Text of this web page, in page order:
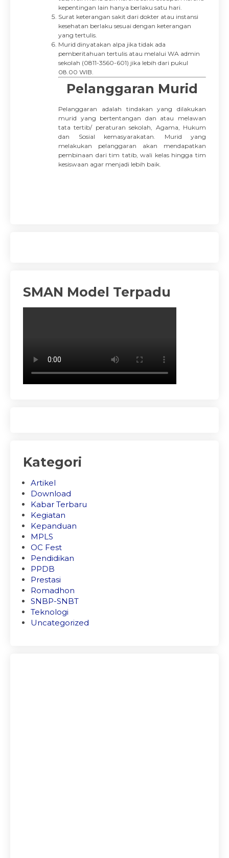
kepentingan lain hanya berlaku satu hari.
Surat keterangan sakit dari dokter atau instansi
kesehatan berlaku sesuai dengan keterangan
yang tertulis.
Murid dinyatakan alpa jika tidak ada
pemberitahuan tertulis atau melalui WA admin
sekolah (0811-3560-601) jika lebih dari pukul
08.00 WIB.
Pelanggaran Murid
Pelanggaran adalah tindakan yang dilakukan
murid yang bertentangan dan atau melawan
tata tertib/ peraturan sekolah, Agama, Hukum
dan Sosial kemasyarakatan. Murid yang
melakukan pelanggaran akan mendapatkan
pembinaan dari tim tatib, wali kelas hingga tim
kesiswaan agar menjadi lebih baik.
SMAN Model Terpadu
Kategori
Artikel
Download
Kabar Terbaru
Kegiatan
Kepanduan
MPLS
OC Fest
Pendidikan
PPDB
Prestasi
Romadhon
SNBP-SNBT
Teknologi
Uncategorized